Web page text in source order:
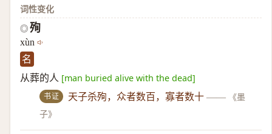
词性变化
◎ 殉
xùn
名
从葬的人 [man buried alive with the dead]
书证 天子杀殉，众者数百，寡者数十 ——
《墨
子》